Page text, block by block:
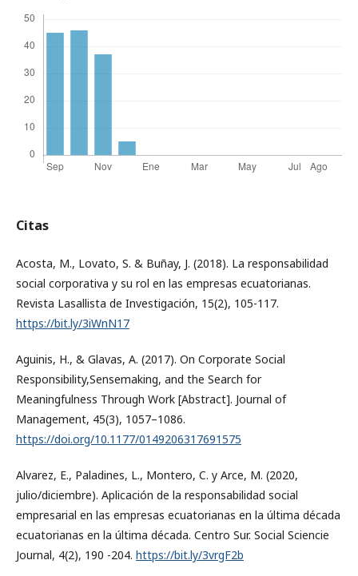
Citas
Acosta, M., Lovato, S. & Buñay, J. (2018). La responsabilidad
social corporativa y su rol en las empresas ecuatorianas.
Revista Lasallista de Investigación, 15(2), 105-117.
https://bit.ly/3iWnN17
Aguinis, H., & Glavas, A. (2017). On Corporate Social
Responsibility,Sensemaking, and the Search for
Meaningfulness Through Work [Abstract]. Journal of
Management, 45(3), 1057–1086.
https://doi.org/10.1177/0149206317691575
Alvarez, E., Paladines, L., Montero, C. y Arce, M. (2020,
julio/diciembre). Aplicación de la responsabilidad social
empresarial en las empresas ecuatorianas en la última década
ecuatorianas en la última década. Centro Sur. Social Sciencie
Journal, 4(2), 190 -204. https://bit.ly/3vrgF2b